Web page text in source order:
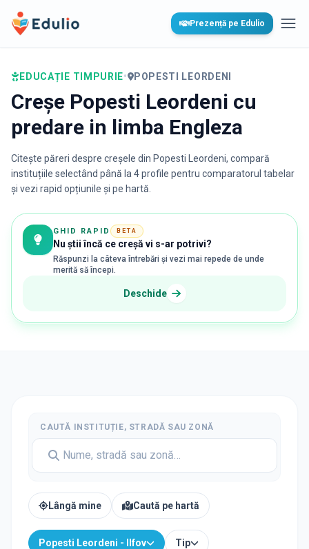
Edulio Prezență pe Edulio
EDUCAȚIE TIMPURIE• POPESTI LEORDENI
Creșe Popesti Leordeni cu
predare in limba Engleza
Citește păreri despre creșele din Popesti Leordeni, compară
instituțiile selectând până la 4 profile pentru comparatorul tabelar
și vezi rapid opțiunile și pe hartă.
GHID RAPID BETA
Nu știi încă ce creșă vi s-ar potrivi?
Răspunzi la câteva întrebări și vezi mai repede de unde
merită să începi.
Deschide
CAUTĂ INSTITUȚIE, STRADĂ SAU ZONĂ
Lângă mine Caută pe hartă
Popesti Leordeni - Ilfov Tip